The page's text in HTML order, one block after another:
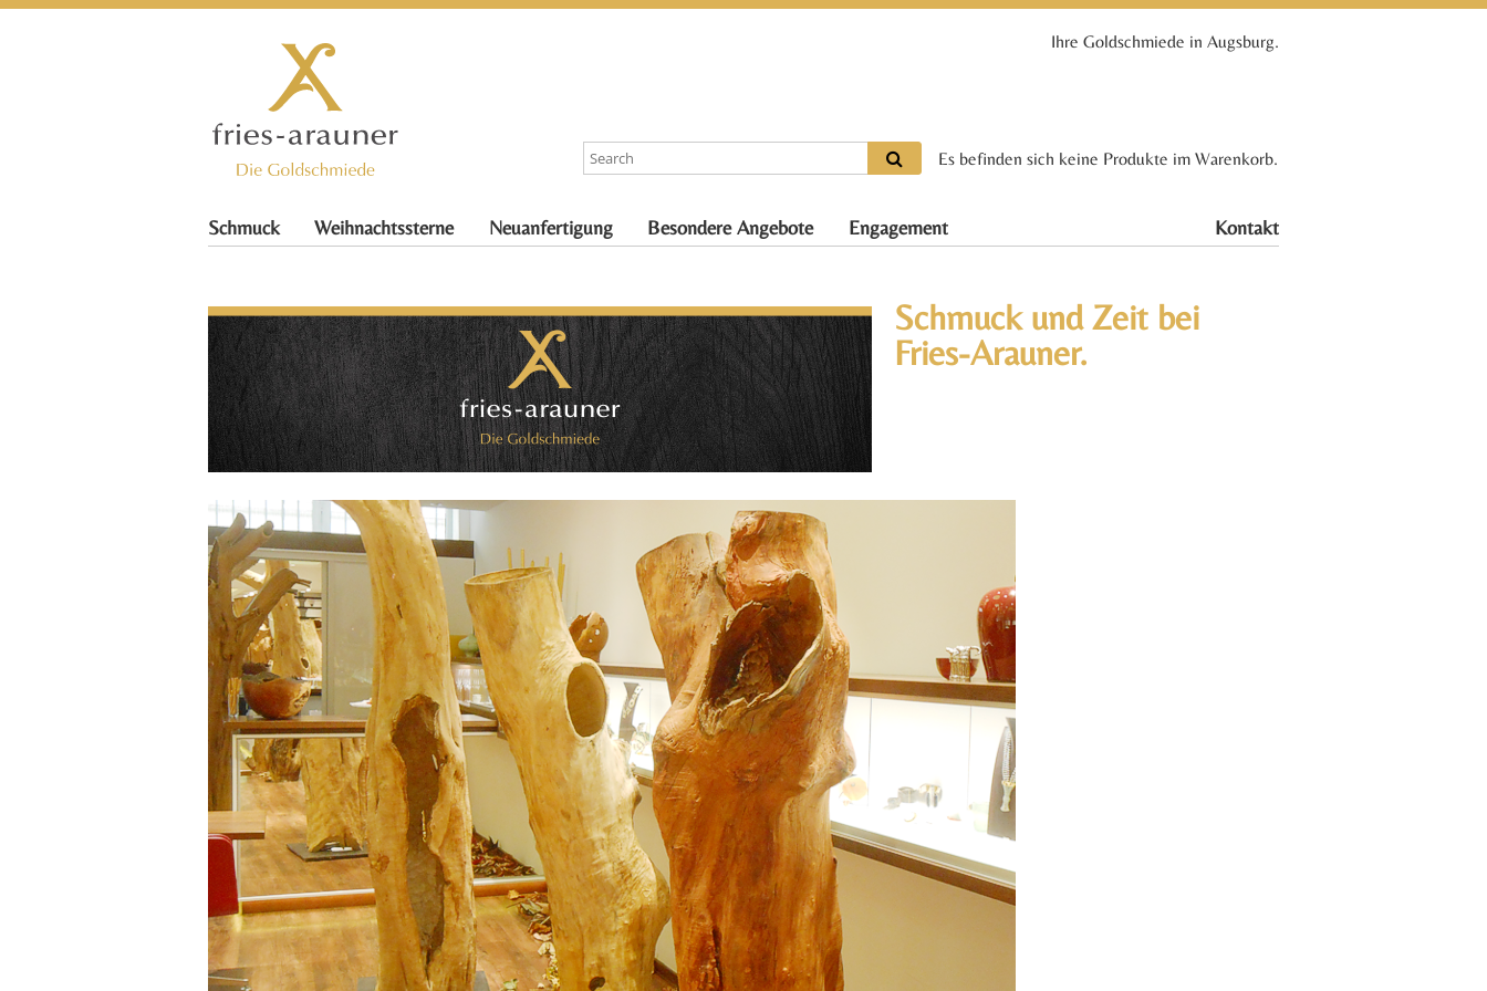
Es befinden sich keine Produkte im Warenkorb.
Ihre Goldschmiede in Augsburg.
Schmuck Weihnachtssterne Neuanfertigung Besondere Angebote Engagement Kontakt
Schmuck und Zeit bei
Fries-Arauner.